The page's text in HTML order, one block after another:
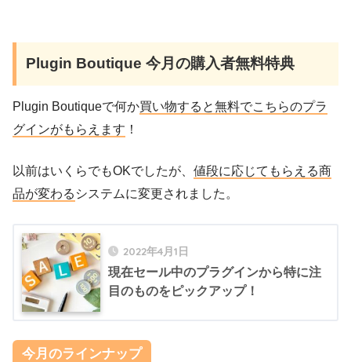
Plugin Boutique 今月の購入者無料特典
Plugin Boutiqueで何か買い物すると無料でこちらのプラ
グインがもらえます ！
以前はいくらでもOKでしたが、 値段に応じてもらえる商
品が変わる システムに変更されました。
2022年4月1日
現在セール中のプラグインから特に注
目のものをピックアップ！
今月のラインナップ